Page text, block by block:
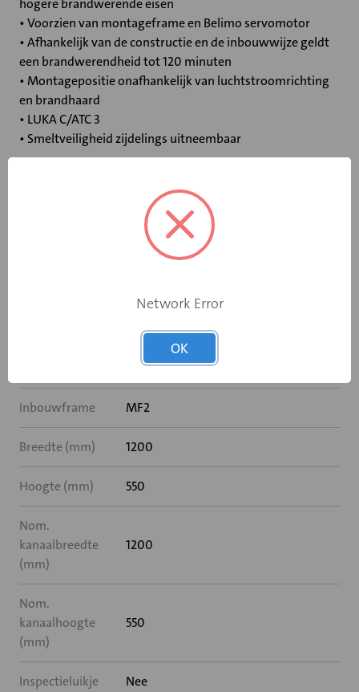
hogere brandwerende eisen
• Voorzien van montageframe en Belimo servomotor
• Afhankelijk van de constructie en de inbouwwijze geldt
een brandwerendheid tot 120 minuten
• Montagepositie onafhankelijk van luchtstroomrichting
en brandhaard
• LUKA C/ATC 3
• Smeltveiligheid zijdelings uitneembaar
Elektromotor 24 V
Nee
Inbouwframe MF2
Breedte (mm) 1200
Hoogte (mm) 550
Nom.
kanaalbreedte
(mm)
1200
Nom.
kanaalhoogte
(mm)
550
Inspectieluikje Nee
Network Error
OK